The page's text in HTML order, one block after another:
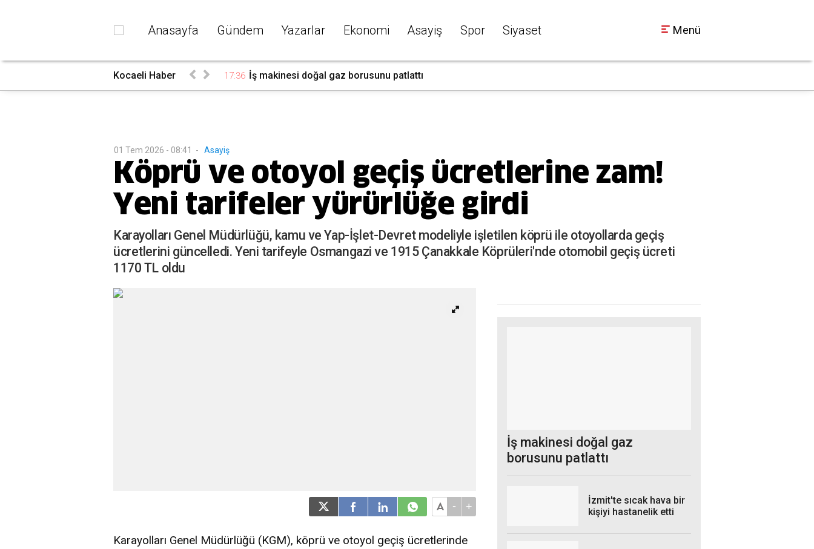
Anasayfa Gündem Yazarlar Ekonomi Asayiş Spor Siyaset Menü
Kocaeli Haber
ilçelerde elektrik kesintisi... 17:36 İş makinesi doğal gaz borusunu patlattı
01 Tem 2026 - 08:41 - Asayiş
Köprü ve otoyol geçiş ücretlerine zam!
Yeni tarifeler yürürlüğe girdi
Karayolları Genel Müdürlüğü, kamu ve Yap-İşlet-Devret modeliyle işletilen köprü ile otoyollarda geçiş
ücretlerini güncelledi. Yeni tarifeyle Osmangazi ve 1915 Çanakkale Köprüleri'nde otomobil geçiş ücreti
1170 TL oldu
- +
Karayolları Genel Müdürlüğü (KGM), köprü ve otoyol geçiş ücretlerinde
İş makinesi doğal gaz
borusunu patlattı
İzmit'te sıcak hava bir
kişiyi hastanelik etti